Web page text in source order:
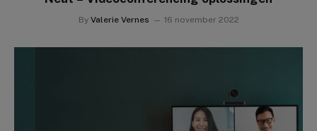
By Valerie Vernes 16 november 2022